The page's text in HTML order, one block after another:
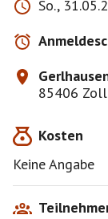
So.,
85406
Kosten
Keine Angabe